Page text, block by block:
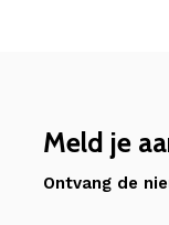
Meld je
Ontvang de